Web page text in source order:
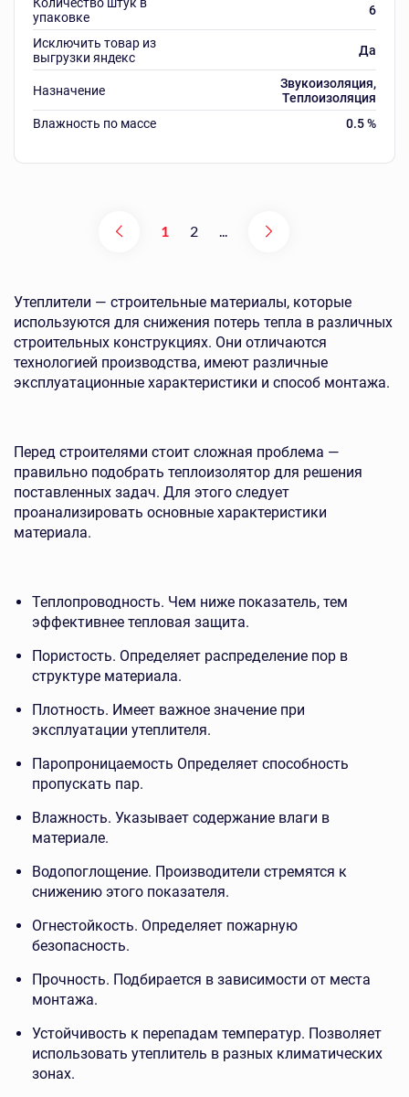
упаковке
6
Исключить товар из
выгрузки яндекс
Да
Назначение
Звукоизоляция,
Теплоизоляция
Влажность по массе
0.5 %
1 2 ...
Утеплители — строительные материалы, которые
используются для снижения потерь тепла в различных
строительных конструкциях. Они отличаются
технологией производства, имеют различные
эксплуатационные характеристики и способ монтажа.
Перед строителями стоит сложная проблема —
правильно подобрать теплоизолятор для решения
поставленных задач. Для этого следует
проанализировать основные характеристики
материала.
Теплопроводность. Чем ниже показатель, тем
эффективнее тепловая защита.
Пористость. Определяет распределение пор в
структуре материала.
Плотность. Имеет важное значение при
эксплуатации утеплителя.
Паропроницаемость Определяет способность
пропускать пар.
Влажность. Указывает содержание влаги в
материале.
Водопоглощение. Производители стремятся к
снижению этого показателя.
Огнестойкость. Определяет пожарную
безопасность.
Прочность. Подбирается в зависимости от места
монтажа.
Устойчивость к перепадам температур. Позволяет
использовать утеплитель в разных климатических
зонах.